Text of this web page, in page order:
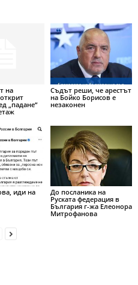
на
„падане“
Съдът реши, че арестът
на Бойко Борисов е
незаконен
иди на
До посланика на
Руската федерация в
България г-жа Елеонора
Митрофанова